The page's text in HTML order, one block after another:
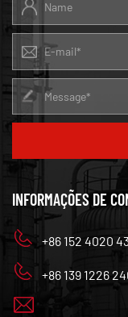
INFORMAÇÕES DE
+86 152 4020
+86 139 1226